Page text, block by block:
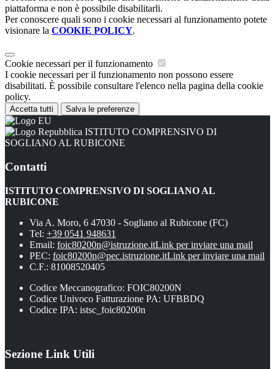
piattaforma e non è possibile disabilitarli.
Per conoscere quali sono i cookie necessari al funzionamento potete
visionare la COOKIE POLICY.
Cookie necessari per il funzionamento
I cookie necessari per il funzionamento non possono essere
disabilitati. È possibile consultare l'elenco nella pagina della cookie
policy.
Accetta tutti Salva le preferenze
ISTITUTO COMPRENSIVO DI
SOGLIANO AL RUBICONE
Contatti
ISTITUTO COMPRENSIVO DI SOGLIANO AL
RUBICONE
Via A. Moro, 6 47030 - Sogliano al Rubicone (FC)
Tel: +39 0541 948631
Email: foic80200n@istruzione.itLink per inviare una mail
PEC: foic80200n@pec.istruzione.itLink per inviare una mail
C.F.: 81008520405
Codice Meccanografico: FOIC80200N
Codice Univoco Fatturazione PA: UFBBDQ
Codice IPA: istsc_foic80200n
Sezione Link Utili